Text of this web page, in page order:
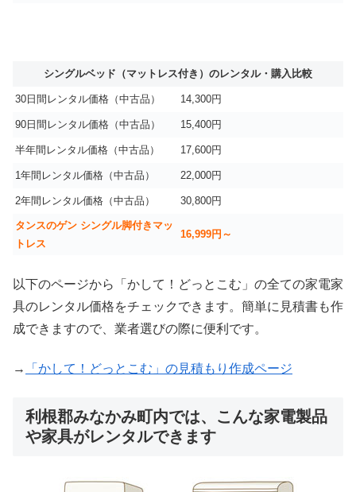
シングルベッド（マットレス付き）のレンタル・購入比較
30日間レンタル価格（中古品） 14,300円
90日間レンタル価格（中古品） 15,400円
半年間レンタル価格（中古品） 17,600円
1年間レンタル価格（中古品） 22,000円
2年間レンタル価格（中古品） 30,800円
タンスのゲン シングル脚付きマッ
トレス
16,999円～
以下のページから「かして！どっとこむ」の全ての家電家
具のレンタル価格をチェックできます。簡単に見積書も作
成できますので、業者選びの際に便利です。
→ 「かして！どっとこむ」の見積もり作成ページ
利根郡みなかみ町内では、こんな家電製品
や家具がレンタルできます